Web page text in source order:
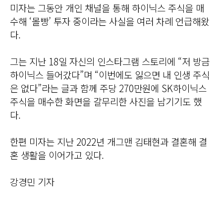
미자는 그동안 개인 채널을 통해 하이닉스 주식을 매
수해 ‘몰빵’ 투자 중이라는 사실을 여러 차례 언급해왔
다.
그는 지난 18일 자신의 인스타그램 스토리에 “저 방금
하이닉스 들어갔다”며 “이번에도 잃으면 내 인생 주식
은 없다”라는 글과 함께 주당 270만원에 SK하이닉스
주식을 매수한 화면을 갈무리한 사진을 남기기도 했
다.
한편 미자는 지난 2022년 개그맨 김태현과 결혼해 결
혼 생활을 이어가고 있다.
강경민 기자